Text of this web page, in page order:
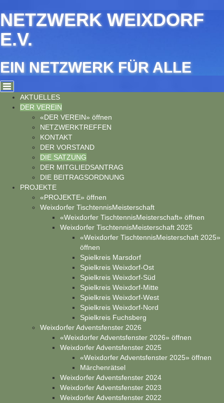
NETZWERK WEIXDORF
E.V.
EIN NETZWERK FÜR ALLE
AKTUELLES
DER VEREIN
«DER VEREIN» öffnen
NETZWERKTREFFEN
KONTAKT
DER VORSTAND
DIE SATZUNG
DER MITGLIEDSANTRAG
DIE BEITRAGSORDNUNG
PROJEKTE
«PROJEKTE» öffnen
Weixdorfer TischtennisMeisterschaft
«Weixdorfer TischtennisMeisterschaft» öffnen
Weixdorfer TischtennisMeisterschaft 2025
«Weixdorfer TischtennisMeisterschaft 2025»
öffnen
Spielkreis Marsdorf
Spielkreis Weixdorf-Ost
Spielkreis Weixdorf-Süd
Spielkreis Weixdorf-Mitte
Spielkreis Weixdorf-West
Spielkreis Weixdorf-Nord
Spielkreis Fuchsberg
Weixdorfer Adventsfenster 2026
«Weixdorfer Adventsfenster 2026» öffnen
Weixdorfer Adventsfenster 2025
«Weixdorfer Adventsfenster 2025» öffnen
Märchenrätsel
Weixdorfer Adventsfenster 2024
Weixdorfer Adventsfenster 2023
Weixdorfer Adventsfenster 2022